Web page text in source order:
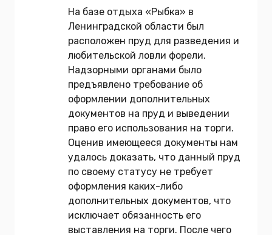
На базе отдыха «Рыбка» в
Ленинградской области был
расположен пруд для разведения и
любительской ловли форели.
Надзорными органами было
предъявлено требование об
оформлении дополнительных
документов на пруд и выведении
право его использования на торги.
Оценив имеющееся документы нам
удалось доказать, что данный пруд
по своему статусу не требует
оформления каких-либо
дополнительных документов, что
исключает обязанность его
выставления на торги. После чего